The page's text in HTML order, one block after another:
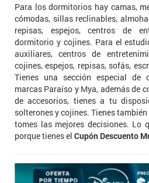
Para los dormitorios hay camas,
cómodas, sillas reclinables,
repisas, espejos, centros de
dormitorio y cojines. Para el
auxiliares, centros de
cojines, espejos, repisas, sofás,
Tienes una sección especial de
marcas Paraíso y Mya, además de
de accesorios, tienes a tu
solterones y cojines. Tienes
tomes las mejores decisiones. Lo
porque tienes el Cupón Descuento